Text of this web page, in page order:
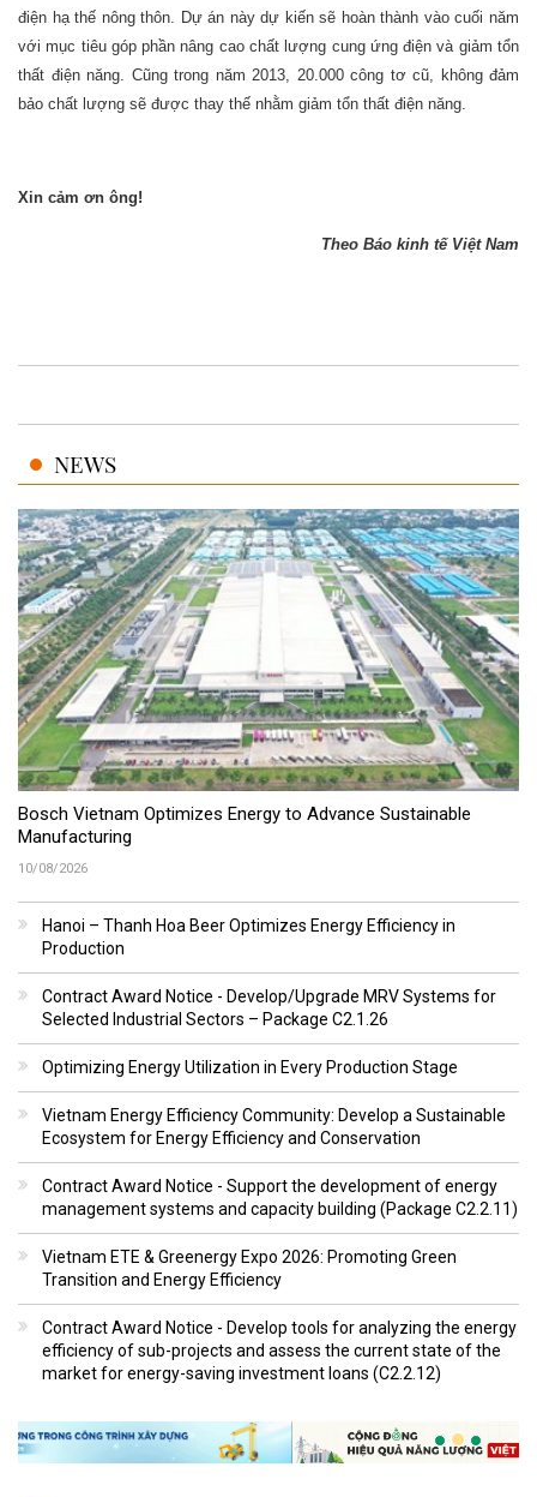
điện hạ thế nông thôn. Dự án này dự kiến sẽ hoàn thành vào cuối năm
với mục tiêu góp phần nâng cao chất lượng cung ứng điện và giảm tổn
thất điện năng. Cũng trong năm 2013, 20.000 công tơ cũ, không đảm
bảo chất lượng sẽ được thay thế nhằm giảm tổn thất điện năng.
Xin cảm ơn ông!
Theo Báo kinh tế Việt Nam
NEWS
Bosch Vietnam Optimizes Energy to Advance Sustainable
Manufacturing
10/08/2026
Hanoi – Thanh Hoa Beer Optimizes Energy Efficiency in
Production
Contract Award Notice - Develop/Upgrade MRV Systems for
Selected Industrial Sectors – Package C2.1.26
Optimizing Energy Utilization in Every Production Stage
Vietnam Energy Efficiency Community: Develop a Sustainable
Ecosystem for Energy Efficiency and Conservation
Contract Award Notice - Support the development of energy
management systems and capacity building (Package C2.2.11)
Vietnam ETE & Greenergy Expo 2026: Promoting Green
Transition and Energy Efficiency
Contract Award Notice - Develop tools for analyzing the energy
efficiency of sub-projects and assess the current state of the
market for energy-saving investment loans (C2.2.12)